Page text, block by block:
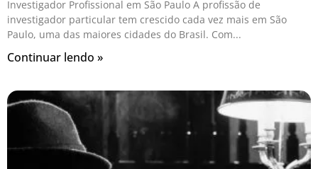
Investigador Profissional em São Paulo A profissão de
investigador particular tem crescido cada vez mais em São
Paulo, uma das maiores cidades do Brasil. Com
Continuar lendo »